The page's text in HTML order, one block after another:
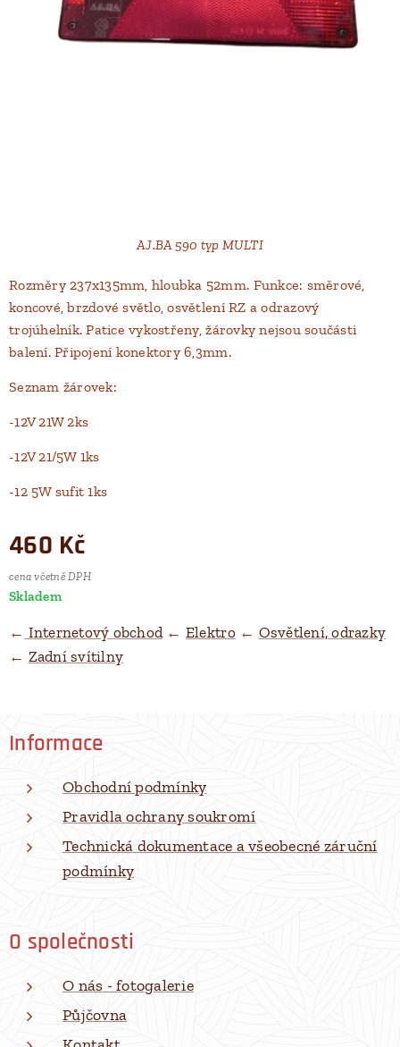
AJ.BA 590 typ MULTI
Rozměry 237x135mm, hloubka 52mm. Funkce: směrové,
koncové, brzdové světlo, osvětlení RZ a odrazový
trojúhelník. Patice vykostřeny, žárovky nejsou součásti
balení. Připojení konektory 6,3mm.
Seznam žárovek:
-12V 21W 2ks
-12V 21/5W 1ks
-12 5W sufit 1ks
460 Kč
cena včetně DPH
Skladem
← Internetový obchod← Elektro← Osvětlení, odrazky
← Zadní svítilny
Informace
Obchodní podmínky
Pravidla ochrany soukromí
Technická dokumentace a všeobecné záruční
podmínky
O společnosti
O nás - fotogalerie
Půjčovna